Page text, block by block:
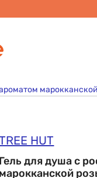
марокканской
HUT
Гель для душа с
марокканской